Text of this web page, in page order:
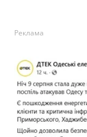
Реклама